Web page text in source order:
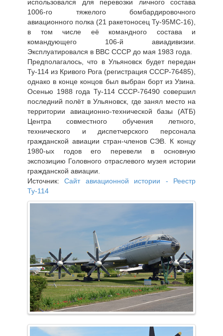
использовался для перевозки личного состава
1006-го тяжелого бомбардировочного
авиационного полка (21 ракетоносец Ту-95МС-16),
в том числе её командного состава и
командующего 106-й авиадивизии.
Эксплуатировался в ВВС СССР до мая 1983 года.
Предполагалось, что в Ульяновск будет передан
Ту-114 из Кривого Рога (регистрация СССР-76485),
однако в конце концов был выбран борт из Узина.
Осенью 1988 года Ту-114 СССР-76490 совершил
последний полёт в Ульяновск, где занял место на
территории авиационно-технической базы (АТБ)
Центра совместного обучения летного,
технического и диспетчерского персонала
гражданской авиации стран-членов СЭВ. К концу
1980-ых годов его перевели в основную
экспозицию Головного отраслевого музея истории
гражданской авиации.
Источник:Сайт авиационной истории - Реестр
Ту-114